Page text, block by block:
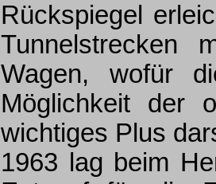
Rückspiegel
Wagen, wofür
Möglichkeit der
wichtiges Plus
1963 lag beim